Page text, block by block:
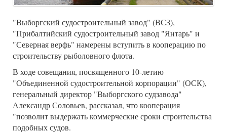
"Выборгский судостроительный завод" (ВСЗ),
"Прибалтийский судостроительный завод "Янтарь" и
"Северная верфь" намерены вступить в кооперацию по
строительству рыболовного флота.
В ходе совещания, посвященного 10-летию
"Объединенной судостроительной корпорации" (ОСК),
генеральный директор "Выборгского судзавода"
Александр Соловьев, рассказал, что кооперация
"позволит выдержать коммерческие сроки строительства
подобных судов.